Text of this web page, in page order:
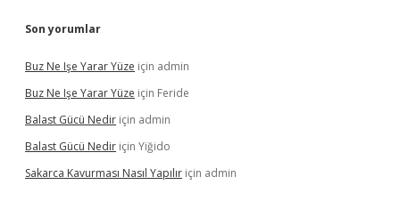
Son yorumlar
Buz Ne Işe Yarar Yüze için admin
Buz Ne Işe Yarar Yüze için Feride
Balast Gücü Nedir için admin
Balast Gücü Nedir için Yiğido
Sakarca Kavurması Nasıl Yapılır için admin